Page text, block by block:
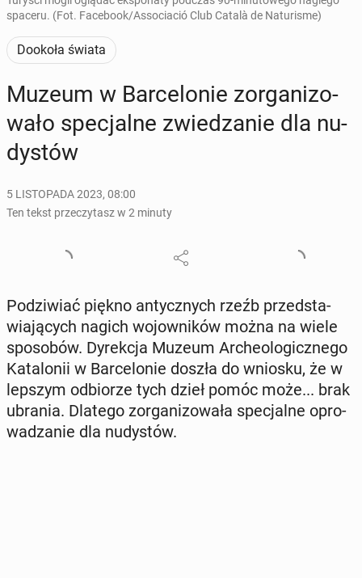
spaceru. (Fot. Facebook/Associació Club Català de Naturisme)
Dookoła świata
Muzeum w Bar­ce­lo­nie zor­ga­ni­zo­
wa­ło spe­cjal­ne zwie­dza­nie dla nu­
dy­stów
5 LISTOPADA 2023, 08:00
Ten tekst przeczytasz w 2 minuty
Po­dzi­wiać piękno an­tycz­nych rzeźb przed­sta­
wia­ją­cych nagich wo­jow­ni­ków można na wiele
spo­so­bów. Dy­rek­cja Muzeum Ar­che­olo­gicz­ne­go
Ka­ta­lo­nii w Bar­ce­lo­nie doszła do wniosku, że w
lepszym od­bio­rze tych dzieł pomóc może... brak
ubrania. Dlatego zor­ga­ni­zo­wa­ła spe­cjal­ne opro­
wa­dza­nie dla nu­dy­stów.